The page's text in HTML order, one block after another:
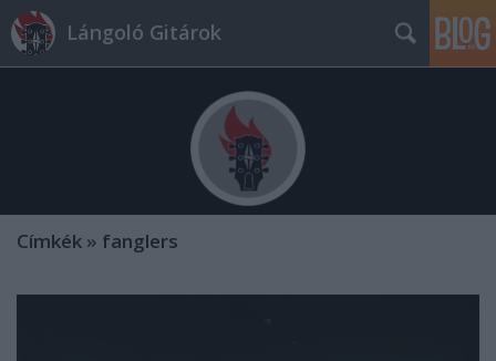
Lángoló Gitárok
Címkék » fanglers